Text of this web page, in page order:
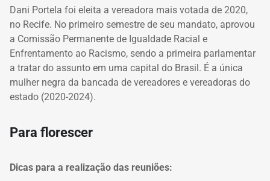
Dani Portela foi eleita a vereadora mais votada de 2020,
no Recife. No primeiro semestre de seu mandato, aprovou
a Comissão Permanente de Igualdade Racial e
Enfrentamento ao Racismo, sendo a primeira parlamentar
a tratar do assunto em uma capital do Brasil. É a única
mulher negra da bancada de vereadores e vereadoras do
estado (2020-2024).
Para florescer
Dicas para a realização das reuniões: